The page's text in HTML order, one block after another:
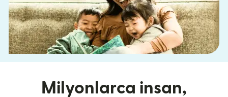
Milyonlarca insan,